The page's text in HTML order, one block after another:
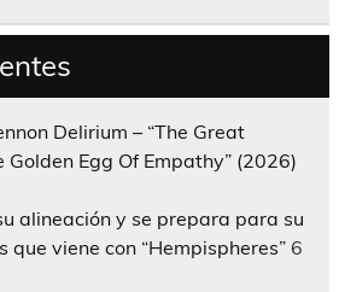
Delirium – “The Great
Egg Of Empathy” (2026)
alineación y se prepara para su
que viene con “Hempispheres” 6